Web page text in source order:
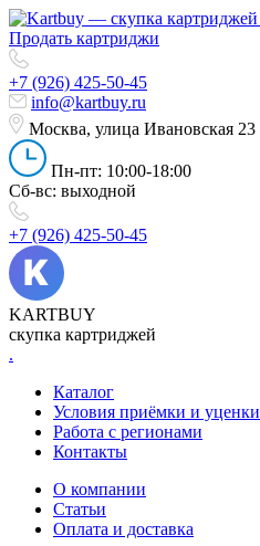
Продать картриджи
+7 (926) 425-50-45
info@kartbuy.ru
Москва, улица Ивановская 23
Пн-пт: 10:00-18:00
Сб-вс: выходной
+7 (926) 425-50-45
KARTBUY
скупка картриджей
.
Каталог
Условия приёмки и уценки
Работа с регионами
Контакты
О компании
Статьи
Оплата и доставка